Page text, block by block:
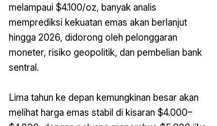
melampaui $4.100/oz, banyak analis
memprediksi kekuatan emas akan berlanjut
hingga 2026, didorong oleh pelonggaran
moneter, risiko geopolitik, dan pembelian bank
sentral.
Lima tahun ke depan kemungkinan besar akan
melihat harga emas stabil di kisaran $4.000–